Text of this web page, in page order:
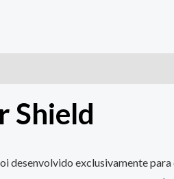
Shield
desenvolvido exclusivamente